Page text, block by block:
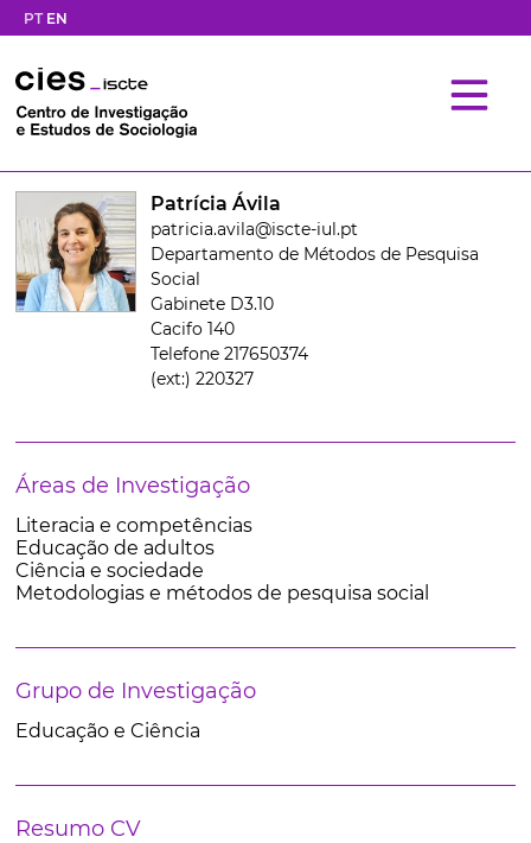
PT EN
Patrícia Ávila
patricia.avila@iscte-iul.pt
Departamento de Métodos de Pesquisa
Social
Gabinete D3.10
Cacifo 140
Telefone 217650374
(ext:) 220327
Áreas de Investigação
Literacia e competências
Educação de adultos
Ciência e sociedade
Metodologias e métodos de pesquisa social
Grupo de Investigação
Educação e Ciência
Resumo CV